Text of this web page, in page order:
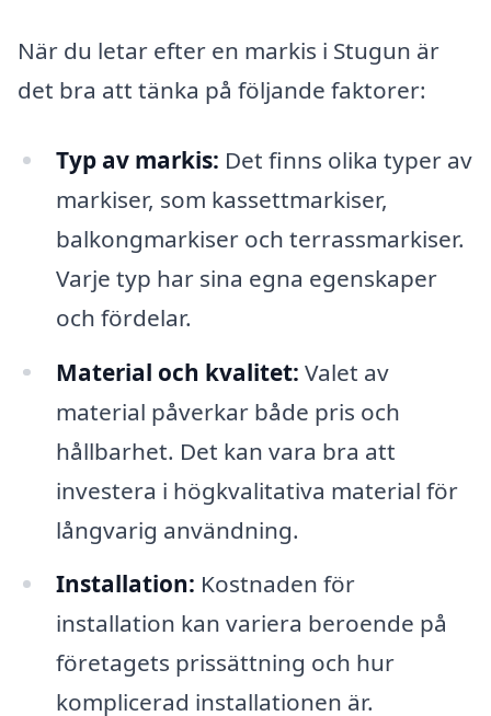
När du letar efter en markis i Stugun är
det bra att tänka på följande faktorer:
Typ av markis: Det finns olika typer av
markiser, som kassettmarkiser,
balkongmarkiser och terrassmarkiser.
Varje typ har sina egna egenskaper
och fördelar.
Material och kvalitet: Valet av
material påverkar både pris och
hållbarhet. Det kan vara bra att
investera i högkvalitativa material för
långvarig användning.
Installation: Kostnaden för
installation kan variera beroende på
företagets prissättning och hur
komplicerad installationen är.